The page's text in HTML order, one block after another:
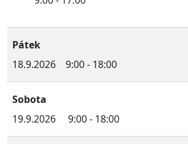
Pátek
18.9.2026 9:00 - 18:00
Sobota
19.9.2026 9:00 - 18:00